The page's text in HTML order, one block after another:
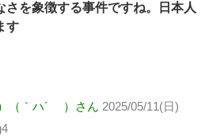
さを象徴する事件ですね。日本人
す
（｀ハ´ ）さん 2025/05/11(日)